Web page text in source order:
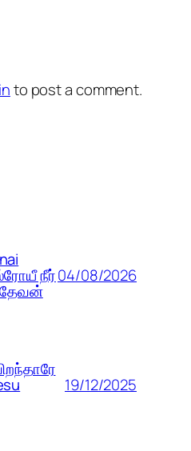
to post a comment.
நீர்04/08/2026
19/12/2025